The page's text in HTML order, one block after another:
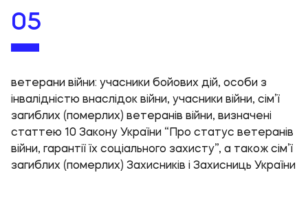
05
ветерани війни: учасники бойових дій, особи з
інвалідністю внаслідок війни, учасники війни, сім’ї
загиблих (померлих) ветеранів війни, визначені
статтею 10 Закону України “Про статус ветеранів
війни, гарантії їх соціального захисту”, а також сім’ї
загиблих (померлих) Захисників і Захисниць України